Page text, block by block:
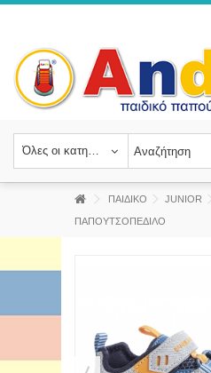
Όλες οι κατηγορίες
ΠΑΙΔΙΚΟ JUNIOR
ΠΑΠΟΥΤΣΟΠΕΔΙΛΟ